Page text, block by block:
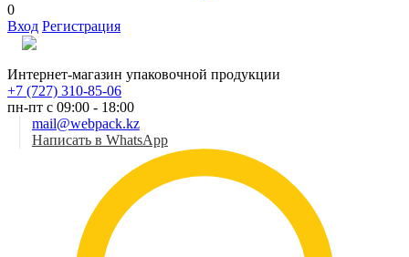
0
Вход Регистрация
Интернет-магазин упаковочной продукции
+7 (727) 310-85-06
пн-пт с 09:00 - 18:00
mail@webpack.kz
Написать в WhatsApp